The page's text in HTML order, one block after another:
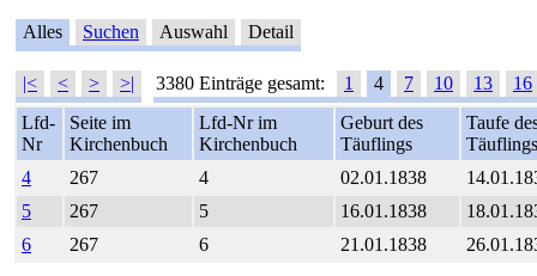
Alles Suchen Auswahl Detail
|< < > >| 3380 Einträge gesamt: 1 4 7 10 13
16
Lfd-
Nr
Seite im
Kirchenbuch
Lfd-Nr im
Kirchenbuch
Geburt des
Täuflings
Taufe
Täuflings
4
267 4 02.01.1838
5
267 5 16.01.1838
6
267 6 21.01.1838